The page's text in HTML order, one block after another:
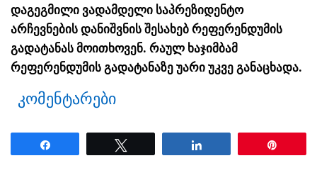
დაგეგმილი ვადამდელი საპრეზიდენტო
არჩევნების დანიშვნის შესახებ რეფერენდუმის
გადატანას მოითხოვენ. რაულ ხაჯიმბამ
რეფერენდუმის გადატანაზე უარი უკვე განაცხადა.
კომენტარები